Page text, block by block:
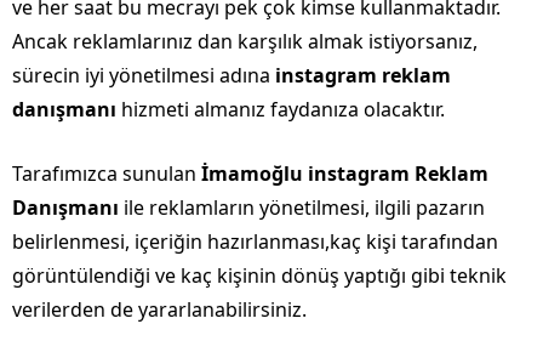
ve her saat bu mecrayı pek çok kimse kullanmaktadır.
Ancak reklamlarınız dan karşılık almak istiyorsanız,
sürecin iyi yönetilmesi adına instagram reklam
danışmanı hizmeti almanız faydanıza olacaktır.
Tarafımızca sunulan İmamoğlu instagram Reklam
Danışmanı ile reklamların yönetilmesi, ilgili pazarın
belirlenmesi, içeriğin hazırlanması,kaç kişi tarafından
görüntülendiği ve kaç kişinin dönüş yaptığı gibi teknik
verilerden de yararlanabilirsiniz.